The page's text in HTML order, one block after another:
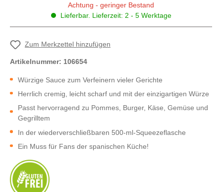
Achtung - geringer Bestand
Lieferbar. Lieferzeit: 2 - 5 Werktage
Zum Merkzettel hinzufügen
Artikelnummer: 106654
Würzige Sauce zum Verfeinern vieler Gerichte
Herrlich cremig, leicht scharf und mit der einzigartigen Würze
Passt hervorragend zu Pommes, Burger, Käse, Gemüse und
Gegrilltem
In der wiederverschließbaren 500-ml-Squeezeflasche
Ein Muss für Fans der spanischen Küche!